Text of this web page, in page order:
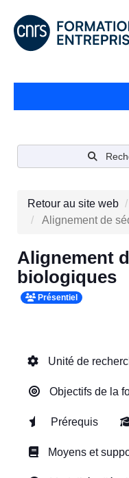
Retour au site web
Alignement de
Alignement
biologiques
Présentiel
Unité de
Objectifs de la
Prérequis
Moyens et